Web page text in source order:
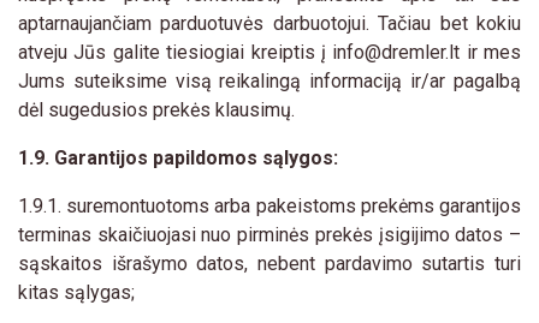
aptarnaujančiam parduotuvės darbuotojui. Tačiau bet kokiu
atveju Jūs galite tiesiogiai kreiptis į info@dremler.lt ir mes
Jums suteiksime visą reikalingą informaciją ir/ar pagalbą
dėl sugedusios prekės klausimų.
1.9. Garantijos papildomos sąlygos:
1.9.1. suremontuotoms arba pakeistoms prekėms garantijos
terminas skaičiuojasi nuo pirminės prekės įsigijimo datos –
sąskaitos išrašymo datos, nebent pardavimo sutartis turi
kitas sąlygas;